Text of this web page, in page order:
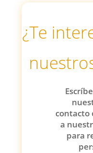
¿Te
contacto
a
para